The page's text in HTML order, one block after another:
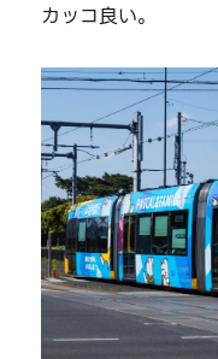
カッコ良い。